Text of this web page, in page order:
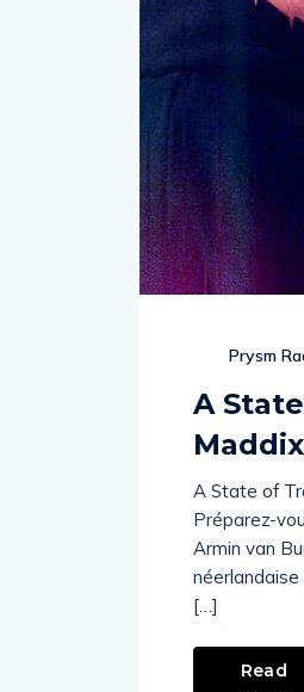
Prysm
A
Maddix
A State of
Préparez-
Armin van
[…]
Read